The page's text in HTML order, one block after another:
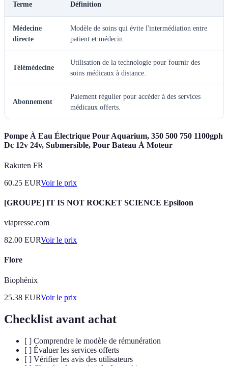
Terme Définition
Médecine
directe
Modèle de soins qui évite l'intermédiation entre
patient et médecin.
Télémédecine
Utilisation de la technologie pour fournir des
soins médicaux à distance.
Abonnement
Paiement régulier pour accéder à des services
médicaux offerts.
Pompe À Eau Électrique Pour Aquarium, 350 500 750 1100gph
Dc 12v 24v, Submersible, Pour Bateau À Moteur
Rakuten FR
60.25 EURVoir le prix
[GROUPE] IT IS NOT ROCKET SCIENCE Epsiloon
viapresse.com
82.00 EURVoir le prix
Flore
Biophénix
25.38 EURVoir le prix
Checklist avant achat
[ ] Comprendre le modèle de rémunération
[ ] Évaluer les services offerts
[ ] Vérifier les avis des utilisateurs